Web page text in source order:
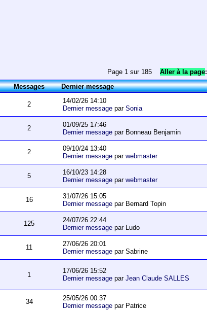
Page 1 sur 185 Aller à la page:
Messages Dernier message
2
14/02/26 14:10
Dernier message parSonia
2
01/09/25 17:46
Dernier message par Bonneau Benjamin
2
09/10/24 13:40
Dernier message parwebmaster
5
16/10/23 14:28
Dernier message parwebmaster
16
31/07/26 15:05
Dernier message par Bernard Topin
125
24/07/26 22:44
Dernier message par Ludo
11
27/06/26 20:01
Dernier message par Sabrine
1
17/06/26 15:52
Dernier message parJean Claude SALLES
34
25/05/26 00:37
Dernier message par Patrice